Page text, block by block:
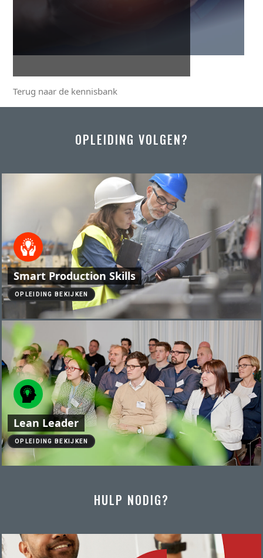
OPLEIDING VOLGEN?
Smart Production Skills
OPLEIDING BEKIJKEN
Lean Leader
OPLEIDING BEKIJKEN
HULP NODIG?
Terug naar de kennisbank